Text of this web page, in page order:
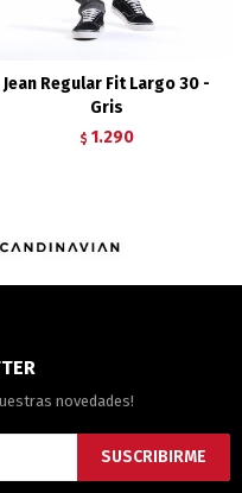
Jean Regular Fit Largo 30 -
Gris
$ 1.290
novedades!
SUSCRIBIRME